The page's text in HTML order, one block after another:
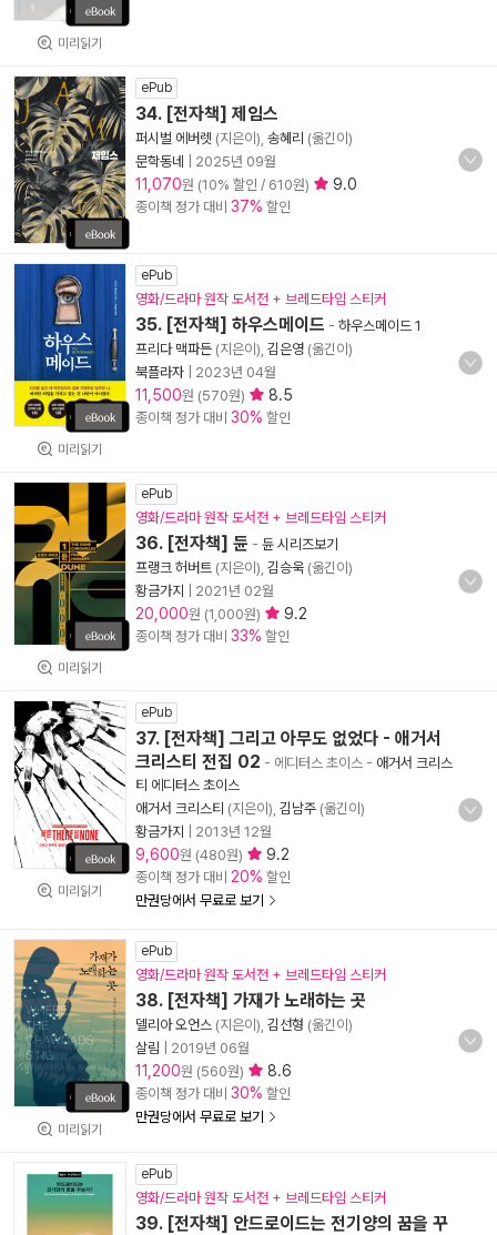
미리읽기
ePub
34. [전자책] 제임스
퍼시벌 에버렛 (지은이), 송혜리 (옮긴이)
문학동네
2025년 09월
11,070원 (10% 할인 / 610원) 9.0
종이책 정가 대비 37% 할인
미리읽기
ePub
영화/드라마 원작 도서전 + 브레드타임 스티커
35. [전자책] 하우스메이드 - 하우스메이드 1
프리다 맥파든 (지은이), 김은영 (옮긴이)
북플라자
2023년 04월
11,500원 (570원) 8.5
종이책 정가 대비 30% 할인
미리읽기
ePub
영화/드라마 원작 도서전 + 브레드타임 스티커
36. [전자책] 듄 - 듄 시리즈보기
프랭크 허버트 (지은이), 김승욱 (옮긴이)
황금가지
2021년 02월
20,000원 (1,000원) 9.2
종이책 정가 대비 33% 할인
미리읽기
ePub
37. [전자책] 그리고 아무도 없었다 - 애거서
크리스티 전집 02 - 에디터스 초이스 - 애거서 크리스
티 에디터스 초이스
애거서 크리스티 (지은이), 김남주 (옮긴이)
황금가지
2013년 12월
9,600원 (480원) 9.2
종이책 정가 대비 20% 할인
만권당에서 무료로 보기
미리읽기
ePub
영화/드라마 원작 도서전 + 브레드타임 스티커
38. [전자책] 가재가 노래하는 곳
델리아 오언스 (지은이), 김선형 (옮긴이)
살림
2019년 06월
11,200원 (560원) 8.6
종이책 정가 대비 30% 할인
만권당에서 무료로 보기
ePub
영화/드라마 원작 도서전 + 브레드타임 스티커
39. [전자책] 안드로이드는 전기양의 꿈을 꾸